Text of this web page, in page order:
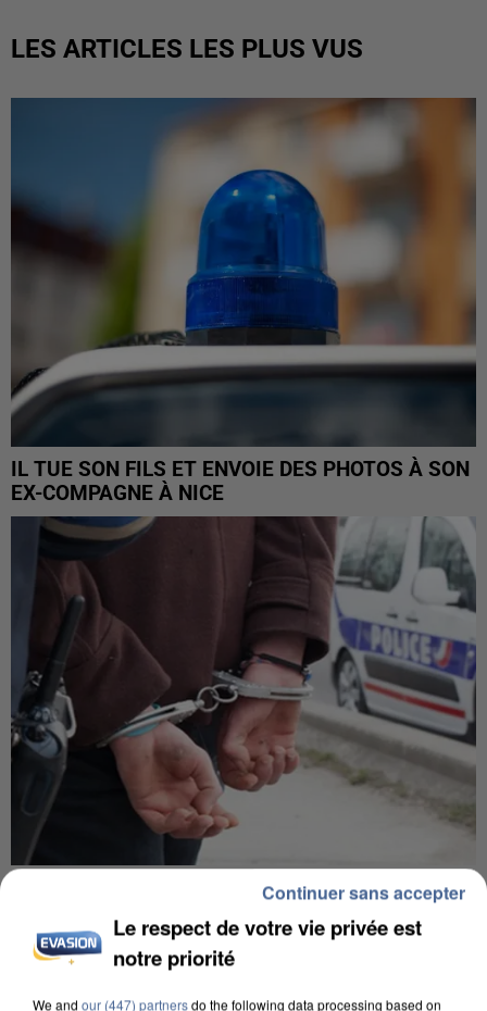
LES ARTICLES LES PLUS VUS
IL TUE SON FILS ET ENVOIE DES PHOTOS À SON
EX-COMPAGNE À NICE
L’UN DES FONDATEURS SUPPOSÉS DE LA DZ
Le respect de votre vie privée est
notre priorité
We and our (447) partnersdo the following data processing based on
Continuer sans accepter